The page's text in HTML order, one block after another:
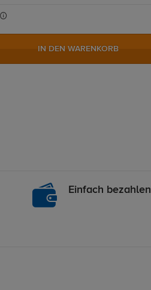
IN DEN WARENKORB
Einfach bezahlen